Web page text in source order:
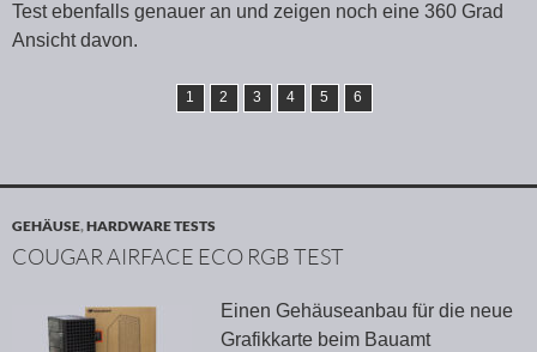
Test ebenfalls genauer an und zeigen noch eine 360 Grad
Ansicht davon.
1 2 3 4 5 6
GEHÄUSE,HARDWARE TESTS
COUGAR AIRFACE ECO RGB TEST
Einen Gehäuseanbau für die neue
Grafikkarte beim Bauamt